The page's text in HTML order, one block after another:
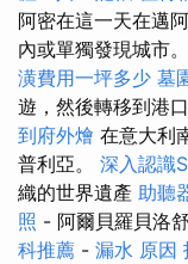
阿密在這一天在邁
內或單獨發現城市。
潢費用一坪多少 墓
遊，然後轉移到港
到府外燴 在意大利
普利亞。 深入認識
織的世界遺產 助聽
照 - 阿爾貝羅貝洛
科推薦 - 漏水 原因